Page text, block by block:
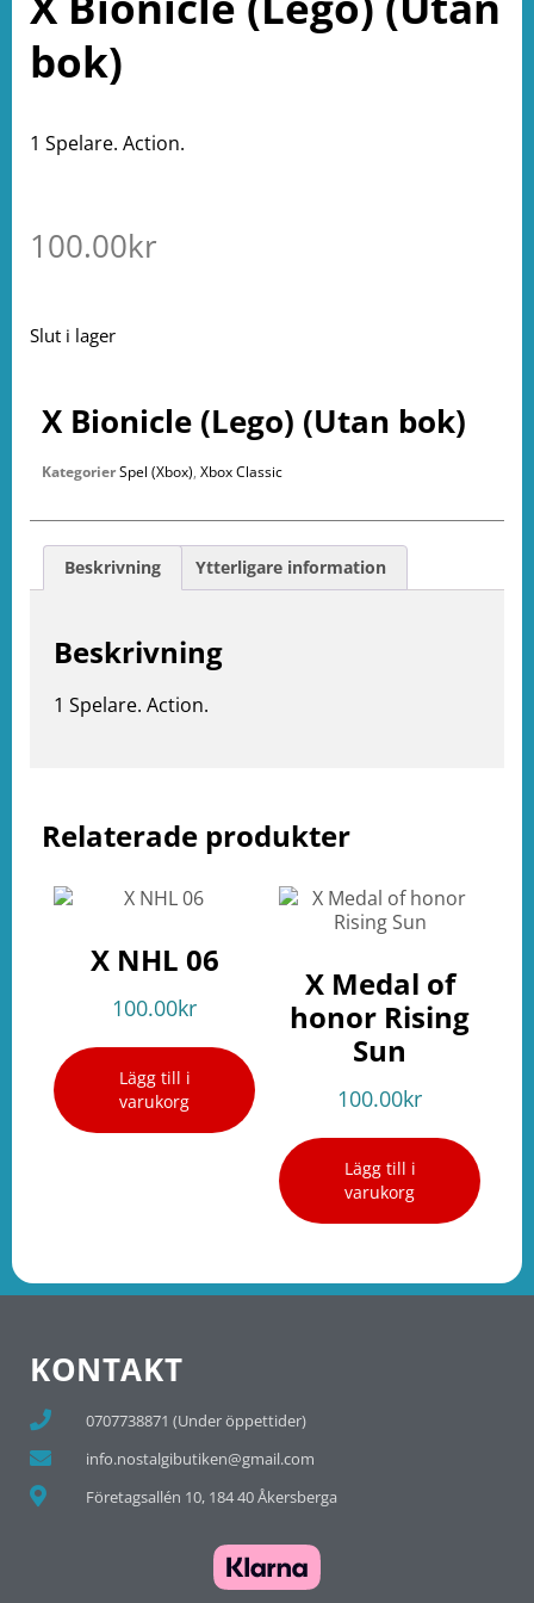
bok)
1 Spelare. Action.
100.00kr
Slut i lager
Relaterade produkter
X NHL 06
100.00kr
Lägg till i
varukorg
X Medal of
honor Rising
Sun
100.00kr
Lägg till i
varukorg
X Bionicle (Lego) (Utan bok)
KategorierSpel (Xbox), Xbox Classic
Beskrivning Ytterligare information
Beskrivning
1 Spelare. Action.
KONTAKT
0707738871 (Under öppettider)
info.nostalgibutiken@gmail.com
Företagsallén 10, 184 40 Åkersberga